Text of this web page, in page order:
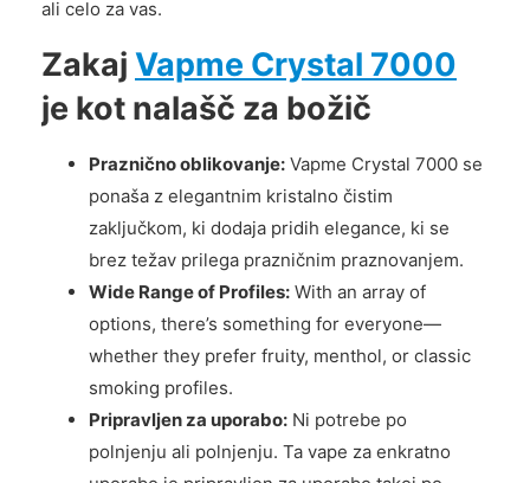
ali celo za vas.
Zakaj Vapme Crystal 7000
je kot nalašč za božič
Praznično oblikovanje: Vapme Crystal 7000 se
ponaša z elegantnim kristalno čistim
zaključkom, ki dodaja pridih elegance, ki se
brez težav prilega prazničnim praznovanjem.
Wide Range of Profiles: With an array of
options, there’s something for everyone—
whether they prefer fruity, menthol, or classic
smoking profiles.
Pripravljen za uporabo: Ni potrebe po
polnjenju ali polnjenju. Ta vape za enkratno